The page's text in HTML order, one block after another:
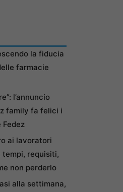
la fiducia
farmacie
l’annuncio
family fa felici i
Fedez
ai lavoratori
requisiti,
non perderlo
alla settimana,